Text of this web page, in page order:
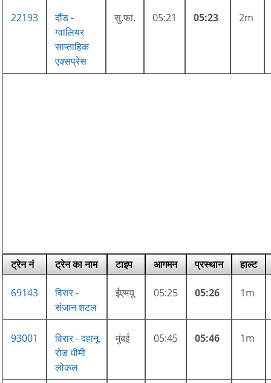
22193
दौंड -
ग्वालियर
साप्ताहिक
एक्सप्रेस
सु.फा. 05:21 05:23 2m
ट्रेन नं ट्रेन का नाम टाइप आगमन प्रस्थान हाल्ट
69143
विरार -
संजान शटल
ईएमयू 05:25 05:26 1m
93001
विरार - दहानू
रोड धीमी
लोकल
मुंबई 05:45 05:46 1m